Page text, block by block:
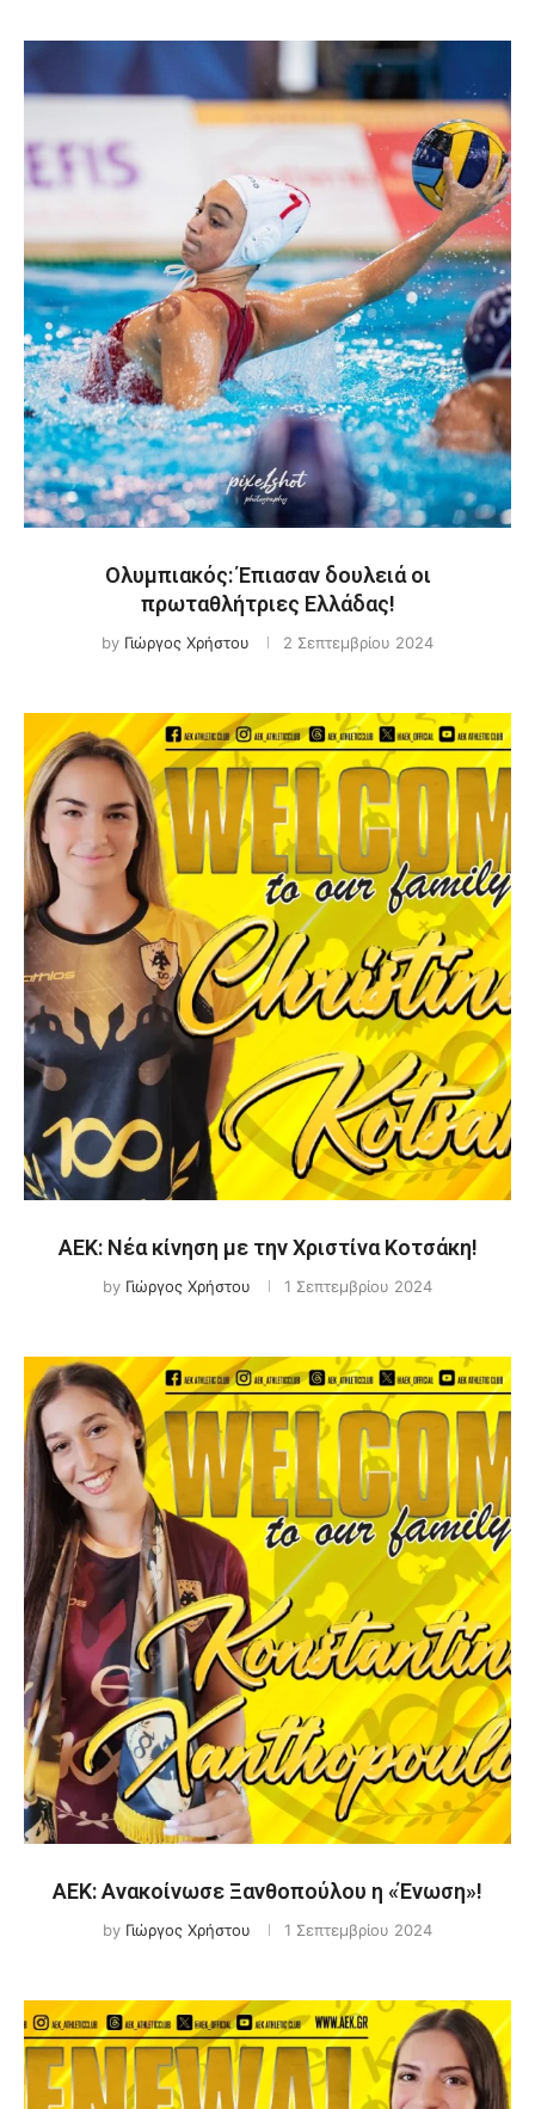
Ολυμπιακός: Έπιασαν δουλειά οι
πρωταθλήτριες Ελλάδας!
by Γιώργος Χρήστου 2 Σεπτεμβρίου 2024
ΑΕΚ: Νέα κίνηση με την Χριστίνα Κοτσάκη!
by Γιώργος Χρήστου 1 Σεπτεμβρίου 2024
ΑΕΚ: Ανακοίνωσε Ξανθοπούλου η «Ένωση»!
by Γιώργος Χρήστου 1 Σεπτεμβρίου 2024